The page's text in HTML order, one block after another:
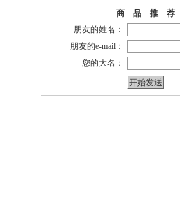
商 品 推 荐
朋友的姓名：
朋友的e-mail：
您的大名：